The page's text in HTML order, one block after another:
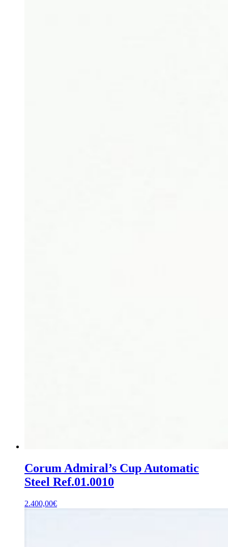
Corum Admiral’s Cup Automatic
Steel Ref.01.0010
2.400,00€